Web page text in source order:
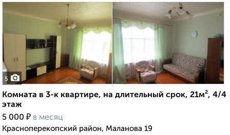
5
Комната в 3-к квартире, на длительный срок, 21м², 4/4
этаж
5 000 ₽ в месяц
Красноперекопский район, Маланова 19